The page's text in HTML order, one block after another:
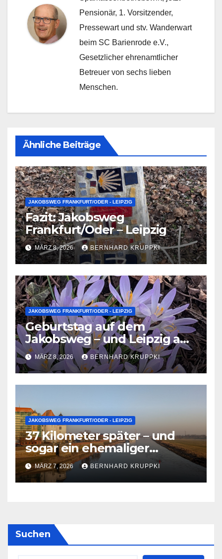
Pensionär, 1. Vorsitzender,
Pressewart und stv. Wanderwart
beim SC Barienrode e.V.,
Gesetzlicher ehrenamtlicher
Betreuer von sechs lieben
Menschen.
Ähnliche Beiträge
JAKOBSWEG FRANKFURT/ODER - LEIPZIG
Fazit: Jakobsweg
Frankfurt/Oder – Leipzig
MÄRZ 8, 2026 BERNHARD KRUPPKI
JAKOBSWEG FRANKFURT/ODER - LEIPZIG
Geburtstag auf dem
Jakobsweg – und Leipzig am
Horizont
MÄRZ 8, 2026 BERNHARD KRUPPKI
JAKOBSWEG FRANKFURT/ODER - LEIPZIG
37 Kilometer später – und
sogar ein ehemaliger
Tennisprofi liest mit
MÄRZ 7, 2026 BERNHARD KRUPPKI
Suchen